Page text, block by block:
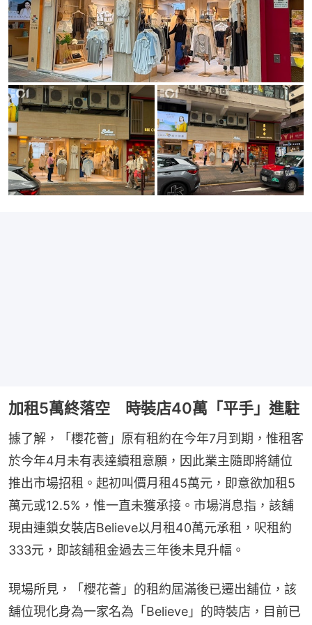
加租5萬終落空 時裝店40萬「平手」進駐
據了解，「櫻花薈」原有租約在今年7月到期，惟租客
於今年4月未有表達續租意願，因此業主隨即將舖位
推出市場招租。起初叫價月租45萬元，即意欲加租5
萬元或12.5%，惟一直未獲承接。市場消息指，該舖
現由連鎖女裝店Believe以月租40萬元承租，呎租約
333元，即該舖租金過去三年後未見升幅。
現場所見，「櫻花薈」的租約屆滿後已遷出舖位，該
舖位現化身為一家名為「Believe」的時裝店，目前已